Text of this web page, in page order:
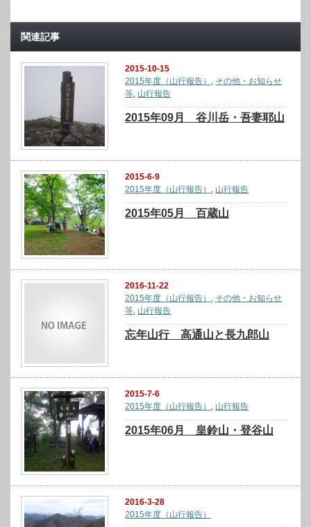
関連記事
2015-10-15
2015年度（山行報告） , その他・お知らせ
等, 山行報告
2015年09月 谷川岳・吾妻耶山
2015-6-9
2015年度（山行報告） , 山行報告
2015年05月 百蔵山
2016-11-22
2015年度（山行報告）
その他・お知らせ
等 山行報告
忘年山行 高通山と長九郎山
2015-7-6
2015年度（山行報告） , 山行報告
2015年06月 皇鈴山・登谷山
2016-3-28
2015年度（山行報告）